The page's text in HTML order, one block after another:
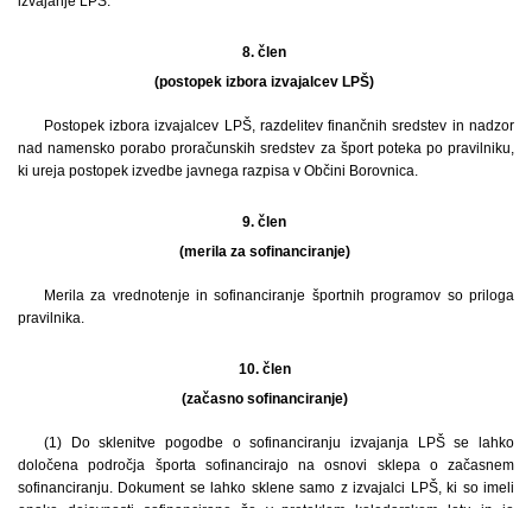
8. člen
(postopek izbora izvajalcev LPŠ)
Postopek izbora izvajalcev LPŠ, razdelitev finančnih sredstev in nadzor
nad namensko porabo proračunskih sredstev za šport poteka po pravilniku,
ki ureja postopek izvedbe javnega razpisa v Občini Borovnica.
9. člen
(merila za sofinanciranje)
Merila za vrednotenje in sofinanciranje športnih programov so priloga
pravilnika.
10. člen
(začasno sofinanciranje)
(1) Do sklenitve pogodbe o sofinanciranju izvajanja LPŠ se lahko
določena področja športa sofinancirajo na osnovi sklepa o začasnem
sofinanciranju. Dokument se lahko sklene samo z izvajalci LPŠ, ki so imeli